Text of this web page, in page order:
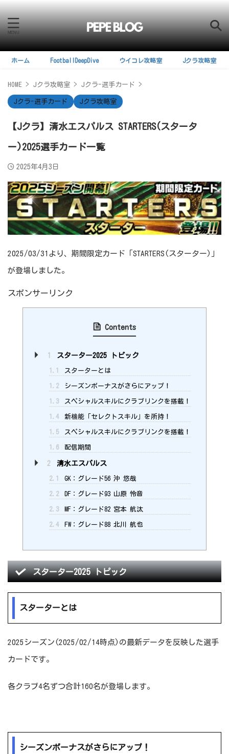
ホーム FootballDeepDive ウイコレ攻略室 Jクラ攻略室
HOME > Jクラ攻略室 > Jクラ-選手カード >
Jクラ-選手カード Jクラ攻略室
【Jクラ】清水エスパルス STARTERS(スタータ
ー)2025選手カード一覧
2025年4月3日
2025/03/31より、期間限定カード「STARTERS(スターター)」
が登場しました。
スポンサーリンク
Contents
1 スターター2025 トピック
1.1 スターターとは
1.2 シーズンボーナスがさらにアップ！
1.3 スペシャルスキルにクラブリンクを搭載！
1.4 新機能「セレクトスキル」を所持！
1.5 スペシャルスキルにクラブリンクを搭載！
1.6 配信期間
2 清水エスパルス
2.1 GK：グレード56 沖 悠哉
2.2 DF：グレード93 山原 怜音
2.3 MF：グレード82 宮本 航汰
2.4 FW：グレード88 北川 航也
スターター2025 トピック
スターターとは
2025シーズン(2025/02/14時点)の最新データを反映した選手
カードです。
各クラブ4名ずつ合計160名が登場します。
シーズンボーナスがさらにアップ！